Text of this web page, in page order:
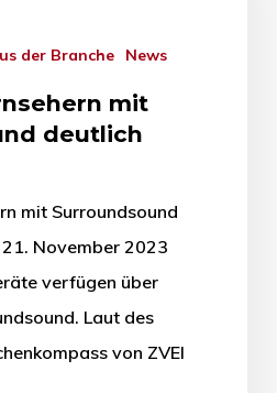
der Branche News
mit
deutlich
mit Surroundsound
November 2023
verfügen über
Laut des
von ZVEI